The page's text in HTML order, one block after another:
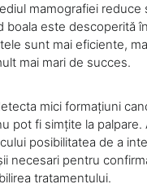
mamografiei reduce
boala este descoperită
sunt mai eficiente,
mai mari de succes.
mici formațiuni
pot fi simțite la palpare.
posibilitatea de a
necesari pentru
tratamentului.